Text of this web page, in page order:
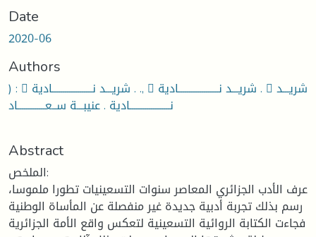
Date
2020-06
Authors
) :  شريـــد نـــــــــــــــــــادية . .,  شريـــد نـــــــــــــــــــادية .  شريـــد
نـــــــــــــــــــادية . عنيبـــة ســعـــــــــــــاد
Abstract
الملخص:
عرف الأدب الجزائري المعاصر سنوات التسعينيات تطورا ملموسا،
رسم بذلك تجربة أدبية جديدة غير منفصلة عن المأساة الوطنية
فجاءت الكتابة الروائية التسعينية لتعكس واقع الأمة الجزائرية